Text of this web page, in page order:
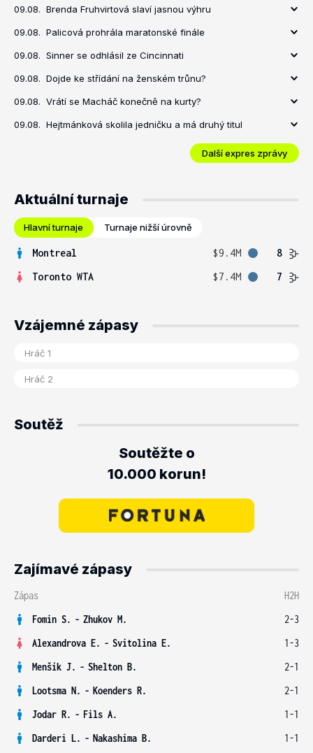
09.08. Brenda Fruhvirtová slaví jasnou výhru
09.08. Palicová prohrála maratonské finále
09.08. Sinner se odhlásil ze Cincinnati
09.08. Dojde ke střídání na ženském trůnu?
09.08. Vrátí se Macháč konečně na kurty?
09.08. Hejtmánková skolila jedničku a má druhý titul
Další expres zprávy
Aktuální turnaje
Hlavní turnaje Turnaje nižší úrovně
Montreal $9.4M
8
Toronto WTA
$7.4M 7
Vzájemné zápasy
Soutěž
Soutěžte o
10.000 korun!
Zajímavé zápasy
Zápas
H2H
Fomin S. - Zhukov M.
2-3
Alexandrova E. - Svitolina E.
1-3
Menšík J. - Shelton B.
2-1
Lootsma N. - Koenders R.
2-1
Jodar R. - Fils A.
1-1
Darderi L. - Nakashima B. 1-1